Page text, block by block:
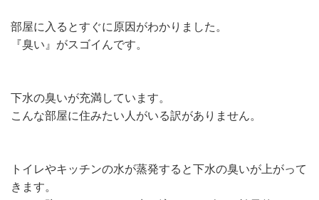
部屋に入るとすぐに原因がわかりました。
『臭い』がスゴイんです。
下水の臭いが充満しています。
こんな部屋に住みたい人がいる訳がありません。
トイレやキッチンの水が蒸発すると下水の臭いが上がって
きます。